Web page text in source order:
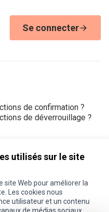
utilisés sur le site
site Web pour améliorer la
Les cookies nous
utilisateur et un contenu
Se connecter
de confirmation ?
de déverrouillage ?